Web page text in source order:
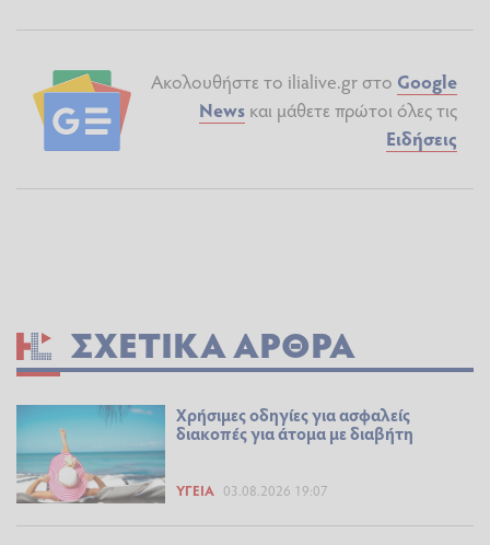
Ακολουθήστε το ilialive.gr στο Google
News και μάθετε πρώτοι όλες τις
Ειδήσεις
ΣΧΕΤΙΚΆ ΆΡΘΡΑ
Χρήσιμες οδηγίες για ασφαλείς
διακοπές για άτομα με διαβήτη
ΥΓΕΊΑ 03.08.2026 19:07